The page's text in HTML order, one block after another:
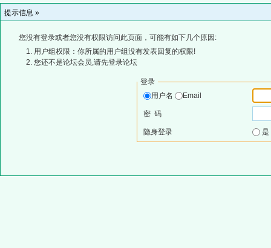
提示信息 »
您没有登录或者您没有权限访问此页面，可能有如下几个原因:
用户组权限：你所属的用户组没有发表回复的权限!
您还不是论坛会员,请先登录论坛
登录
用户名
Email
密 码
隐身登录